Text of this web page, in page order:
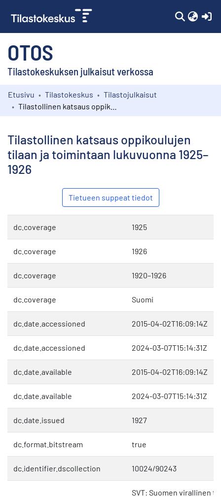
OTOS
Tilastokeskuksen julkaisut verkossa
Kokoelmat
Etusivu Tilastokeskus
Tilastojulkaisut
Tilastollinen katsaus oppikoulujen
tilaan ja toimintaan lukuvuonna 1925–
1926
Tietueen suppeat tiedot
dc.coverage 1925
dc.coverage 1926
dc.coverage 1920–1926
dc.coverage Suomi
dc.date.accessioned 2015-04-02T16:09:14Z
dc.date.accessioned 2024-03-07T15:14:31Z
dc.date.available 2015-04-02T16:09:14Z
dc.date.available 2024-03-07T15:14:31Z
dc.date.issued 1927
dc.format.bitstream true
dc.identifier.dscollection 10024/90243
SVT: Suomen virallinen